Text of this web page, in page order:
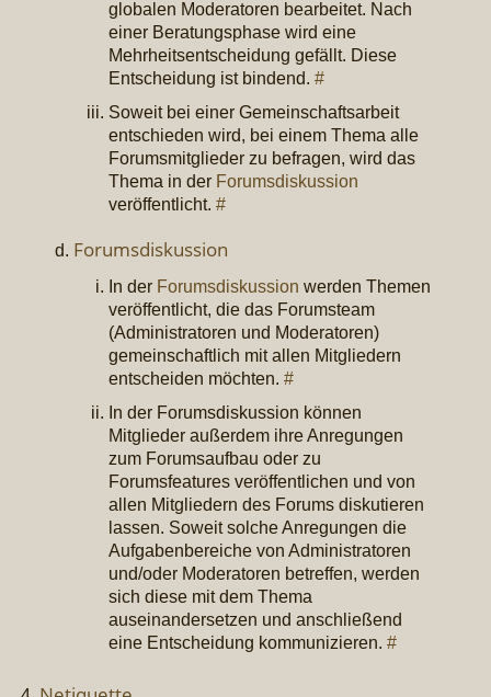
globalen Moderatoren bearbeitet. Nach
einer Beratungsphase wird eine
Mehrheitsentscheidung gefällt. Diese
Entscheidung ist bindend. #
Soweit bei einer Gemeinschaftsarbeit
entschieden wird, bei einem Thema alle
Forumsmitglieder zu befragen, wird das
Thema in der Forumsdiskussion
veröffentlicht. #
Forumsdiskussion
In der Forumsdiskussion werden Themen
veröffentlicht, die das Forumsteam
(Administratoren und Moderatoren)
gemeinschaftlich mit allen Mitgliedern
entscheiden möchten. #
In der Forumsdiskussion können
Mitglieder außerdem ihre Anregungen
zum Forumsaufbau oder zu
Forumsfeatures veröffentlichen und von
allen Mitgliedern des Forums diskutieren
lassen. Soweit solche Anregungen die
Aufgabenbereiche von Administratoren
und/oder Moderatoren betreffen, werden
sich diese mit dem Thema
auseinandersetzen und anschließend
eine Entscheidung kommunizieren. #